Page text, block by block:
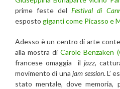
prime feste delFestival di
esposto giganti come Picasso e
Adesso è un centro di arte
alla mostra diCarole Benzaken
francese omaggia il jazz,
movimento di unajam session. L’
stato mentale, dove memoria,